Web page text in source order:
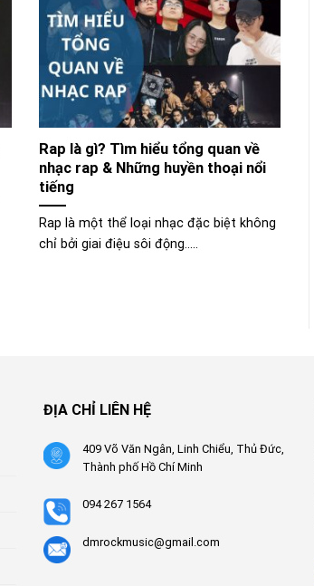
Rap là gì? Tìm hiểu tổng quan về
nhạc rap & Những huyền thoại nổi
tiếng
Rap là một thể loại nhạc đặc biệt không
chỉ bởi giai điệu sôi động.....
ĐỊA CHỈ LIÊN HỆ
409 Võ Văn Ngân, Linh Chiểu, Thủ Đức,
Thành phố Hồ Chí Minh
094 267 1564
dmrockmusic@gmail.com